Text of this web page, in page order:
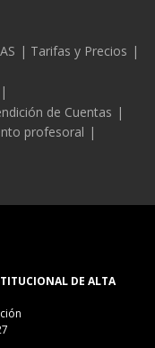
Tarifas y Precios
de Cuentas
profesoral
DE ALTA